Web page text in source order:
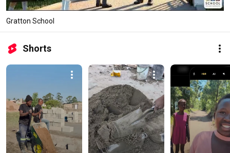
Gratton School
Shorts